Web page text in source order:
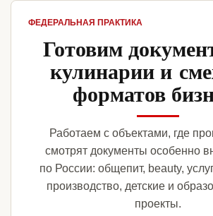
ФЕДЕРАЛЬНАЯ ПРАКТИКА
Готовим
кулинарии и
форматов
Работаем с объектами, где
смотрят документы особенно
по России: общепит, beauty,
производство, детские и
проекты.